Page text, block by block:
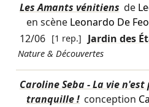
Les Amants vénitiens de
en scène Leonardo De Feo
12/06 [1 rep.] Jardin des
Nature & Découvertes
Caroline Seba - La vie
tranquille ! conception